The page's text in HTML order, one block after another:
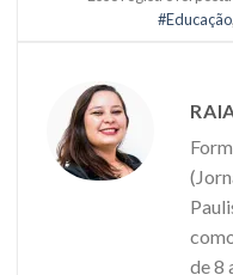
#Educação,
de 8